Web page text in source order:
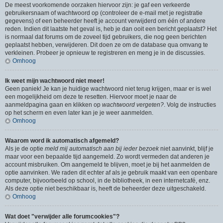
De meest voorkomende oorzaken hiervoor zijn: je gaf een verkeerde
gebruikersnaam of wachtwoord op (controleer de e-mail met je registratie
gegevens) of een beheerder heeft je account verwijderd om één of andere
reden. Indien dit laatste het geval is, heb je dan ooit een bericht geplaatst? Het
is normaal dat forums om de zoveel tijd gebruikers, die nog geen berichten
geplaatst hebben, verwijderen. Dit doen ze om de database qua omvang te
verkleinen. Probeer je opnieuw te registreren en meng je in de discussies.
Omhoog
Ik weet mijn wachtwoord niet meer!
Geen paniek! Je kan je huidige wachtwoord niet terug krijgen, maar er is wel
een mogelijkheid om deze te resetten. Hiervoor moet je naar de
aanmeldpagina gaan en klikken op wachtwoord vergeten?. Volg de instructies
op het scherm en even later kan je je weer aanmelden.
Omhoog
Waarom word ik automatisch afgemeld?
Als je de optie meld mij automatisch aan bij ieder bezoek niet aanvinkt, blijf je
maar voor een bepaalde tijd aangemeld. Zo wordt vermeden dat anderen je
account misbruiken. Om aangemeld te blijven, moet je bij het aanmelden de
optie aanvinken. We raden dit echter af als je gebruik maakt van een openbare
computer, bijvoorbeeld op school, in de bibliotheek, in een internetcafé, enz.
Als deze optie niet beschikbaar is, heeft de beheerder deze uitgeschakeld.
Omhoog
Wat doet "verwijder alle forumcookies"?